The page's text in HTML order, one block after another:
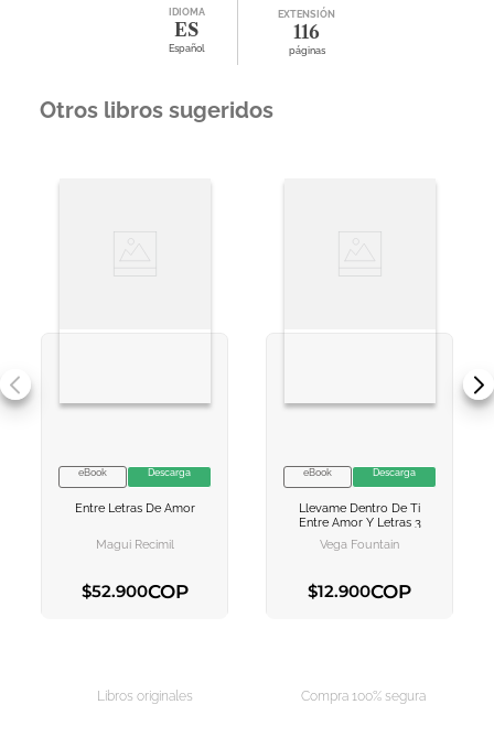
IDIOMA
ES
Español
EXTENSIÓN
116
páginas
Otros libros sugeridos
VER INFORMACION
eBook Descarga
Entre Letras De Amor
Magui Recimil
$52.900COP
VER INFORMACION
AGREGAR AL
eBook Descarga
Llevame Dentro De Ti
Entre Amor Y Letras 3
Vega Fountain
$12.900COP
Libros originales Compra 100% segura